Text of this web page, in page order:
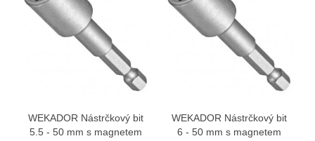
WEKADOR Nástrčkový bit
5.5 - 50 mm s magnetem
WEKADOR Nástrčkový bit
6 - 50 mm s magnetem